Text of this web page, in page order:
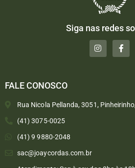
Siga nas redes
FALE CONOSCO
Rua Nicola Pellanda, 3051,
(41) 3075-0025
(41) 9 9880-2048
sac@joaycordas.com.br